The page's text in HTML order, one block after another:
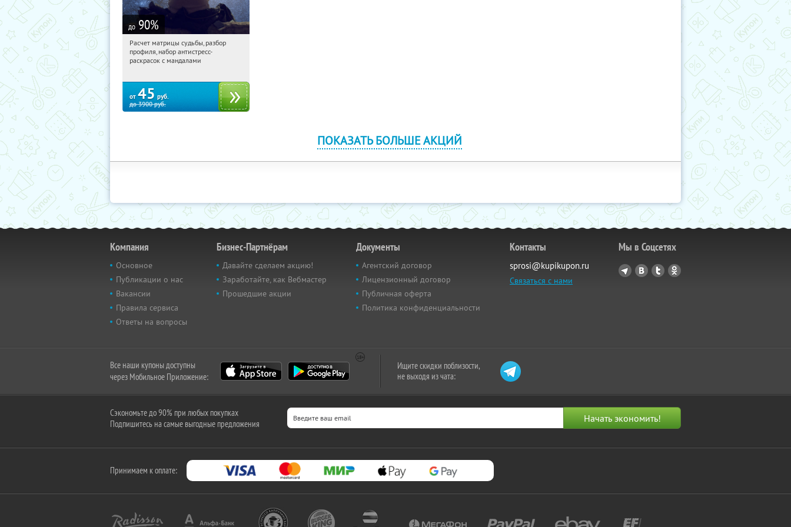
до 90%
06:35:01 Купили:
Россия
Расчет матрицы судьбы, разбор
профиля, набор антистресс-
раскрасок с мандалами
от 45 руб.
до3900руб.
ПОКАЗАТЬ БОЛЬШЕ АКЦИЙ
Компания
Основное
Публикации о нас
Вакансии
Правила сервиса
Ответы на вопросы
Бизнес-Партнёрам
Давайте сделаем акцию!
Заработайте, как Вебмастер
Прошедшие акции
Документы
Агентский договор
Лицензионный договор
Публичная оферта
Политика конфиденциальности
Контакты
sprosi@kupikupon.ru
Связаться с нами
Мы в Соцсетях
Все наши купоны доступны
через Мобильное Приложение:
Ищите скидки поблизости,
не выходя из чата:
Сэкономьте до 90% при любых покупках
Подпишитесь на самые выгодные предложения
Принимаем к оплате: